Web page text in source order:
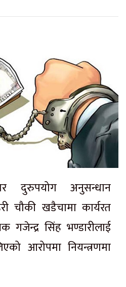
दुरुपयोग अनुसन्धान
चौकी खडैचामा कार्यरत
गजेन्द्र सिंह भण्डारीलाई
आरोपमा नियन्त्रणमा